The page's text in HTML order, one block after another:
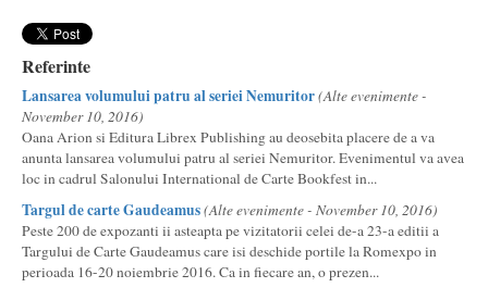
Referinte
Lansarea volumului patru al seriei Nemuritor(Alte evenimente -
November 10, 2016)
Oana Arion si Editura Librex Publishing au deosebita placere de a va
anunta lansarea volumului patru al seriei Nemuritor. Evenimentul va avea
loc in cadrul Salonului International de Carte Bookfest in...
Targul de carte Gaudeamus(Alte evenimente - November 10, 2016)
Peste 200 de expozanti ii asteapta pe vizitatorii celei de-a 23-a editii a
Targului de Carte Gaudeamus care isi deschide portile la Romexpo in
perioada 16-20 noiembrie 2016. Ca in fiecare an, o prezen...